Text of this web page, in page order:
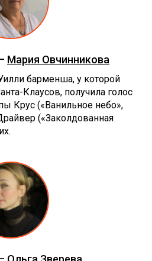
Мария Овчинникова
барменша, у которой
Клаусов, получила голос
Крус («Ванильное небо»,
(«Заколдованная